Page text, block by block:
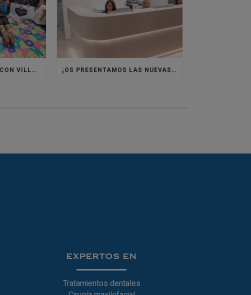
VOLVEMOS A ÁFRICA CON VILLASUR RAID ¡OS PRESENTAMOS LAS NUEVAS INSTALACIONES DE CLÍNICA SANTISTEBAN!
EXPERTOS EN
Tratamientos dentales